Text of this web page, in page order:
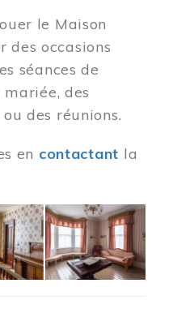
le Maison
des occasions
séances de
des
des réunions.
en contactant la